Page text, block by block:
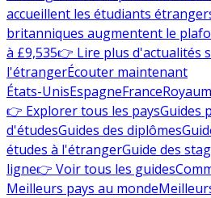
accueillent les étudiants
britanniques augmentent le
à £9,535👉 Lire plus d'actualités
l'étrangerÉcouter maintenant
États-UnisEspagneFrance
👉 Explorer tous les paysGuides
d'étudesGuides des diplômes
études à l'étrangerGuide des
ligne👉 Voir tous les guides
Meilleurs pays au monde